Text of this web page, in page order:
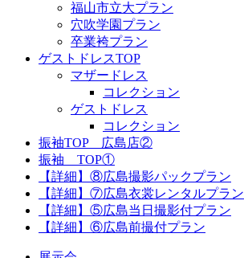
福山市立大プラン
穴吹学園プラン
卒業袴プラン
ゲストドレスTOP
マザードレス
コレクション
ゲストドレス
コレクション
振袖TOP 広島店②
振袖 TOP①
【詳細】⑧広島撮影パックプラン
【詳細】⑦広島衣裳レンタルプラン
【詳細】⑤広島当日撮影付プラン
【詳細】⑥広島前撮付プラン